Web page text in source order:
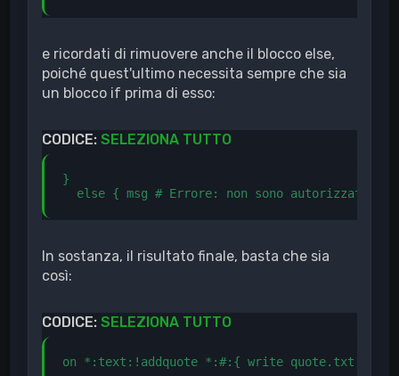
e ricordati di rimuovere anche il blocco else,
poiché quest'ultimo necessita sempre che sia
un blocco if prima di esso:
CODICE:SELEZIONA TUTTO
}
  else { msg # Errore: non sono autorizzato. }
In sostanza, il risultato finale, basta che sia
così:
CODICE:SELEZIONA TUTTO